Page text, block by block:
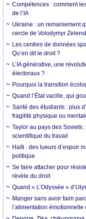
Compétences : comment
de l’IA
Ukraine : un remaniement
cercle de Volodymyr
Les centres de données
Qu’en dit le droit ?
L’IA générative, une
électoraux ?
Pourquoi la transition
Quand l’État vacille, qui
Santé des étudiants : plus
fragilité physique ou
Taylor au pays des Soviets
scientifique du travail
Haïti : des lueurs d’espoir
politique
Se faire attacher pour
révèle du droit
Quand « L’Odyssée »
Manger sans avoir faim
l’alimentation